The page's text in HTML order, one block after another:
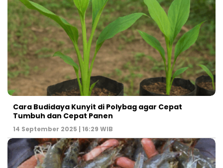
Cara Budidaya Kunyit di Polybag agar Cepat
Tumbuh dan Cepat Panen
14 September 2025 | 16:29 WIB